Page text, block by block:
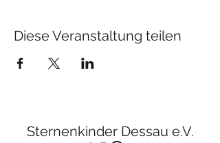
Diese Veranstaltung teilen
Sternenkinder Dessau e.V.